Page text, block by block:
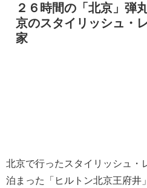
２６時間の「北京」
京のスタイリッシュ・
家
北京で行ったスタイリッシュ・
泊まった「ヒルトン北京王府井